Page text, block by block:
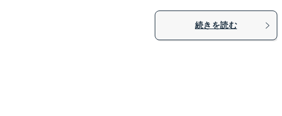
続きを読む